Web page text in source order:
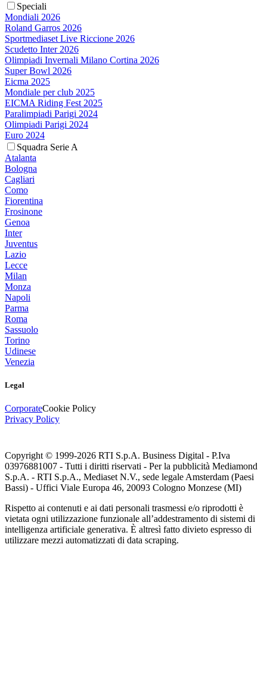
Speciali
Mondiali 2026
Roland Garros 2026
Sportmediaset Live Riccione 2026
Scudetto Inter 2026
Olimpiadi Invernali Milano Cortina 2026
Super Bowl 2026
Eicma 2025
Mondiale per club 2025
EICMA Riding Fest 2025
Paralimpiadi Parigi 2024
Olimpiadi Parigi 2024
Euro 2024
Squadra Serie A
Atalanta
Bologna
Cagliari
Como
Fiorentina
Frosinone
Genoa
Inter
Juventus
Lazio
Lecce
Milan
Monza
Napoli
Parma
Roma
Sassuolo
Torino
Udinese
Venezia
Legal
CorporateCookie Policy
Privacy Policy
Copyright © 1999-2026 RTI S.p.A. Business Digital - P.Iva
03976881007 - Tutti i diritti riservati - Per la pubblicità Mediamond
S.p.A. - RTI S.p.A., Mediaset N.V., sede legale Amsterdam (Paesi
Bassi) - Uffici Viale Europa 46, 20093 Cologno Monzese (MI)
Rispetto ai contenuti e ai dati personali trasmessi e/o riprodotti è
vietata ogni utilizzazione funzionale all’addestramento di sistemi di
intelligenza artificiale generativa. È altresì fatto divieto espresso di
utilizzare mezzi automatizzati di data scraping.